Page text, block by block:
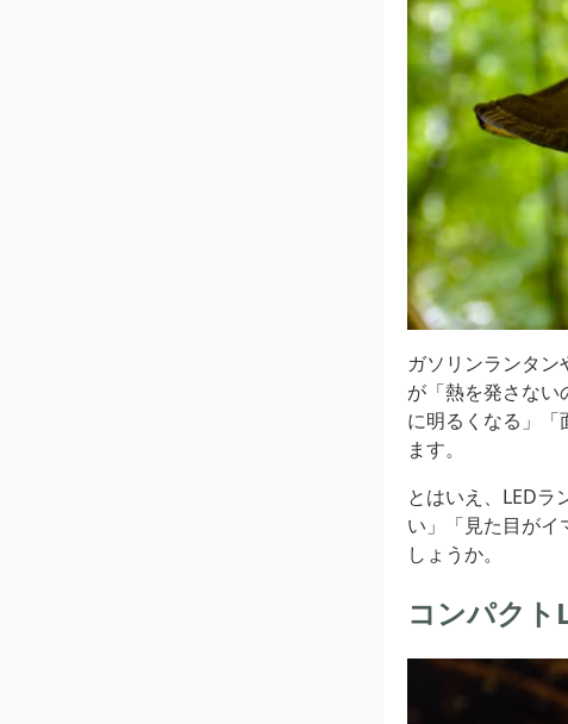
ガソリンランタン
が「熱を発さない
に明るくなる」
ます。
とはいえ、LEDラ
い」「見た目がイ
しょうか。
コンパクト